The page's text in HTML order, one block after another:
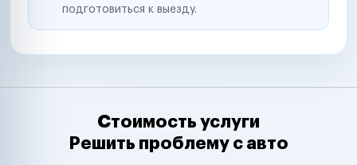
подготовиться к выезду.
Стоимость услуги
Решить проблему с авто